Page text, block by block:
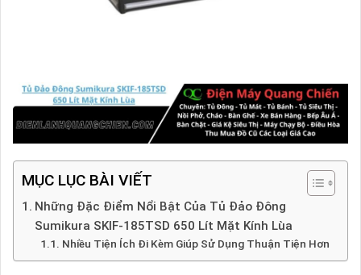
MỤC LỤC BÀI VIẾT
Những Đặc Điểm Nổi Bật Của Tủ Đảo Đông
Sumikura SKIF-185TSD 650 Lít Mặt Kính Lùa
Nhiều Tiện Ích Đi Kèm Giúp Sử Dụng Thuận Tiện Hơn